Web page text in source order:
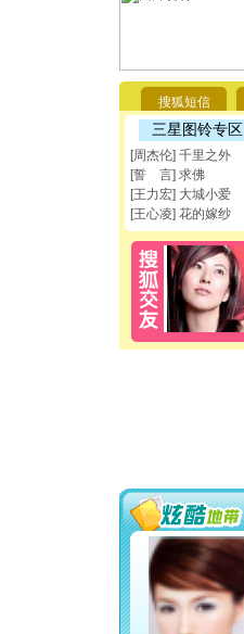
搜狐短信
三星图铃专区
[周杰伦] 千里之外
[誓 言] 求佛
[王力宏] 大城小爱
[王心凌] 花的嫁纱